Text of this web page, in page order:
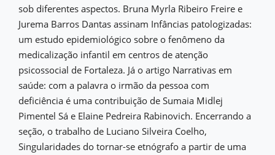
sob diferentes aspectos. Bruna Myrla Ribeiro Freire e
Jurema Barros Dantas assinam Infâncias patologizadas:
um estudo epidemiológico sobre o fenômeno da
medicalização infantil em centros de atenção
psicossocial de Fortaleza. Já o artigo Narrativas em
saúde: com a palavra o irmão da pessoa com
deficiência é uma contribuição de Sumaia Midlej
Pimentel Sá e Elaine Pedreira Rabinovich. Encerrando a
seção, o trabalho de Luciano Silveira Coelho,
Singularidades do tornar-se etnógrafo a partir de uma